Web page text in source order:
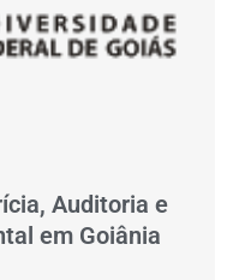
Auditoria e
em Goiânia